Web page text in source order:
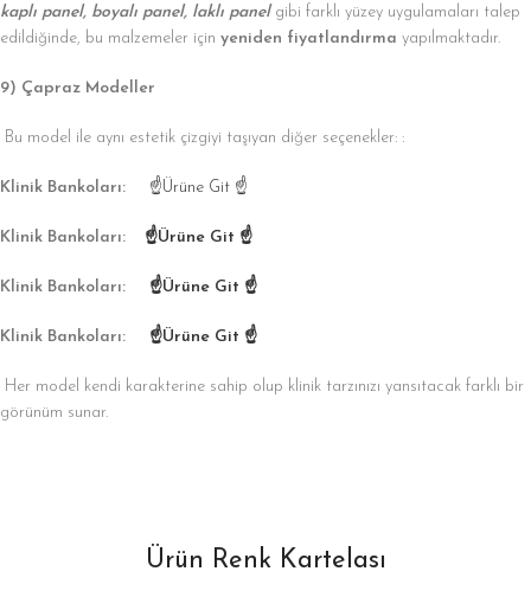
kaplı panel, boyalı panel, laklı panel gibi farklı yüzey uygulamaları talep
edildiğinde, bu malzemeler için yeniden fiyatlandırma yapılmaktadır.
9) Çapraz Modeller
Bu model ile aynı estetik çizgiyi taşıyan diğer seçenekler: :
Klinik Bankoları: ☝Ürüne Git ☝
Klinik Bankoları: ☝Ürüne Git ☝
Klinik Bankoları: ☝Ürüne Git ☝
Klinik Bankoları: ☝Ürüne Git ☝
Her model kendi karakterine sahip olup klinik tarzınızı yansıtacak farklı bir
görünüm sunar.
Ürün Renk Kartelası